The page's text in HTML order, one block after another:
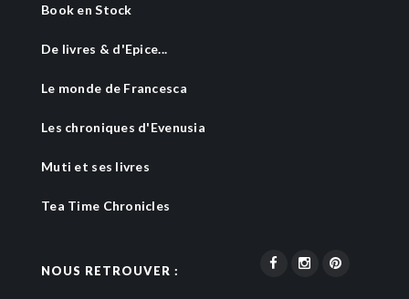
Book en Stock
De livres & d'Epice...
Le monde de Francesca
Les chroniques d'Evenusia
Muti et ses livres
Tea Time Chronicles
NOUS RETROUVER :